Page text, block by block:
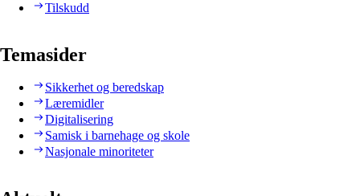
Tilskudd
Temasider
Sikkerhet og beredskap
Læremidler
Digitalisering
Samisk i barnehage og skole
Nasjonale minoriteter